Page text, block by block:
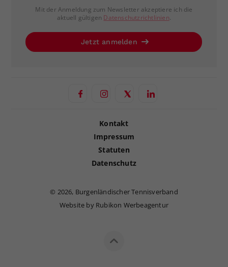
Mit der Anmeldung zum Newsletter akzeptiere ich die
aktuell gültigen Datenschutzrichtlinien.
Jetzt anmelden
Kontakt
Impressum
Statuten
Datenschutz
© 2026, Burgenländischer Tennisverband
Website by Rubikon Werbeagentur